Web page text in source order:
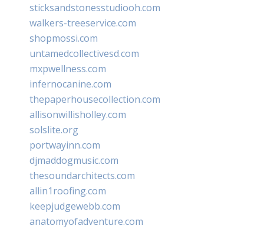
sticksandstonesstudiooh.com
walkers-treeservice.com
shopmossi.com
untamedcollectivesd.com
mxpwellness.com
infernocanine.com
thepaperhousecollection.com
allisonwillisholley.com
solslite.org
portwayinn.com
djmaddogmusic.com
thesoundarchitects.com
allin1roofing.com
keepjudgewebb.com
anatomyofadventure.com